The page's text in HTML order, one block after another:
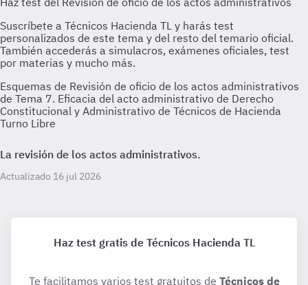
Esquemas de Revisión de oficio de los actos administrativos
de Tema 7. Eficacia del acto administrativo de Derecho
Constitucional y Administrativo de Técnicos de Hacienda
Turno Libre
La revisión de los actos administrativos.
Actualizado 16 jul 2026
Haz test gratis de Técnicos Hacienda TL
Te facilitamos varios test gratuitos de Técnicos de